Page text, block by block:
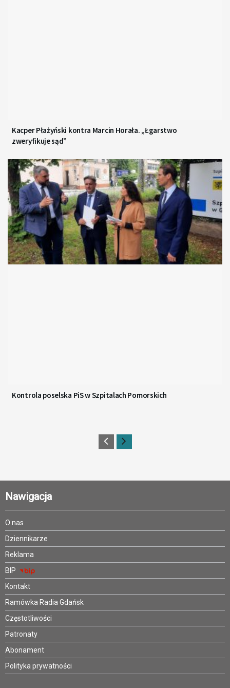
Kacper Płażyński kontra Marcin Horała. „Łgarstwo
zweryfikuje sąd”
Kontrola poselska PiS w Szpitalach Pomorskich
Nawigacja
O nas
Dziennikarze
Reklama
BIP
Kontakt
Ramówka Radia Gdańsk
Częstotliwości
Patronaty
Abonament
Polityka prywatności